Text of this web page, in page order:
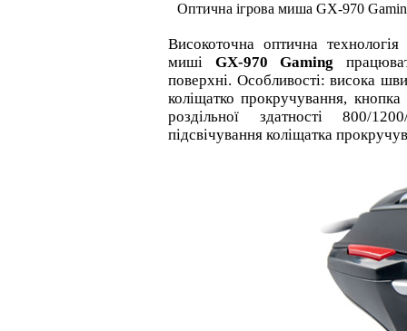
Оптична ігрова миша GX-970
Високоточна оптична
миші GX-970 Gaming
поверхні. Особливості: висока
коліщатко прокручування,
роздільної здатності 800/
підсвічування коліщатка